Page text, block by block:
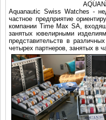
Aquanautiс Swiss Watches -
частное предприятие
компании Time Max SA,
занятых ювелирными
представительств в
четырех партнеров, занятых в